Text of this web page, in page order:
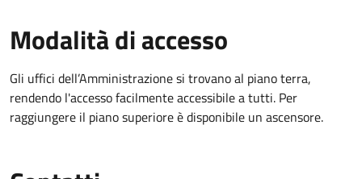
Modalità di accesso
Gli uffici dell’Amministrazione si trovano al piano terra,
rendendo l'accesso facilmente accessibile a tutti. Per
raggiungere il piano superiore è disponibile un ascensore.